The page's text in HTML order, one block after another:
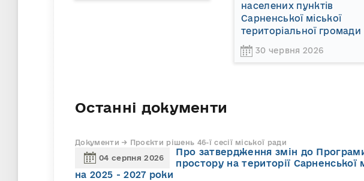
населених пунктів
Сарненської міської
територіальної громади
30 червня 2026
Останні документи
Документи → Проєкти рішень 46-ї сесії міської ради
04 серпня 2026
Про затвердження змін до
простору на території Сарненської
на 2025 - 2027 роки